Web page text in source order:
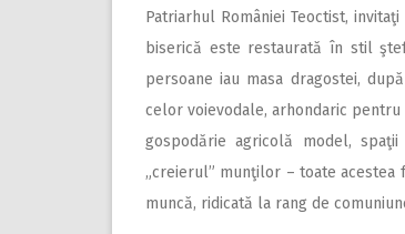
Patriarhul României Teoctist,
biserică este restaurată în stil
persoane iau masa dragostei,
celor voievodale, arhondaric
gospodărie agricolă model,
„creierul” munţilor – toate
muncă, ridicată la rang de